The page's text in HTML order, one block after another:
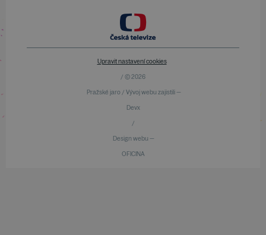
Upravit nastavení cookies
/ © 2026
Pražské jaro / Vývoj webu zajistili —
Devx
/
Design webu —
OFICINA